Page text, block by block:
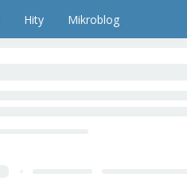
Hity Mikroblog